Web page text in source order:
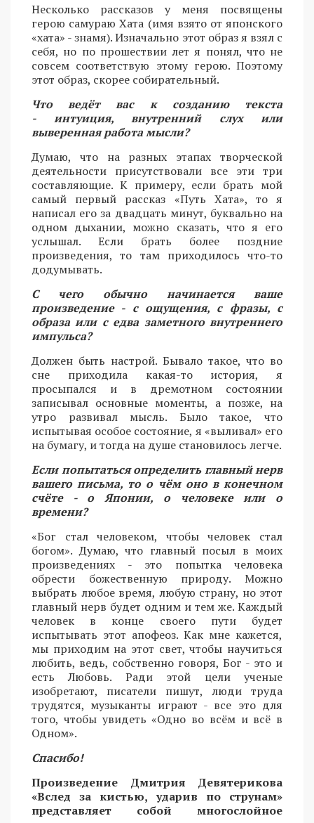
Несколько рассказов у меня посвящены
герою самураю Хата (имя взято от японского
«хата» - знамя). Изначально этот образ я взял с
себя, но по прошествии лет я понял, что не
совсем соответствую этому герою. Поэтому
этот образ, скорее собирательный.
Что ведёт вас к созданию текста
- интуиция, внутренний слух или
выверенная работа мысли?
Думаю, что на разных этапах творческой
деятельности присутствовали все эти три
составляющие. К примеру, если брать мой
самый первый рассказ «Путь Хата», то я
написал его за двадцать минут, буквально на
одном дыхании, можно сказать, что я его
услышал. Если брать более поздние
произведения, то там приходилось что-то
додумывать.
С чего обычно начинается ваше
произведение - с ощущения, с фразы, с
образа или с едва заметного внутреннего
импульса?
Должен быть настрой. Бывало такое, что во
сне приходила какая-то история, я
просыпался и в дремотном состоянии
записывал основные моменты, а позже, на
утро развивал мысль. Было такое, что
испытывая особое состояние, я «выливал» его
на бумагу, и тогда на душе становилось легче.
Если попытаться определить главный нерв
вашего письма, то о чём оно в конечном
счёте - о Японии, о человеке или о
времени?
«Бог стал человеком, чтобы человек стал
богом». Думаю, что главный посыл в моих
произведениях - это попытка человека
обрести божественную природу. Можно
выбрать любое время, любую страну, но этот
главный нерв будет одним и тем же. Каждый
человек в конце своего пути будет
испытывать этот апофеоз. Как мне кажется,
мы приходим на этот свет, чтобы научиться
любить, ведь, собственно говоря, Бог - это и
есть Любовь. Ради этой цели ученые
изобретают, писатели пишут, люди труда
трудятся, музыканты играют - все это для
того, чтобы увидеть «Одно во всём и всё в
Одном».
Спасибо!
Произведение Дмитрия Девятерикова
«Вслед за кистью, ударив по струнам»
представляет собой многослойное